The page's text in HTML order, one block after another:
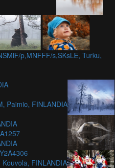
p,MNFFF/s,SKsLE, Turku,
Paimio, FINLANDIA
Kouvola, FINLANDIA